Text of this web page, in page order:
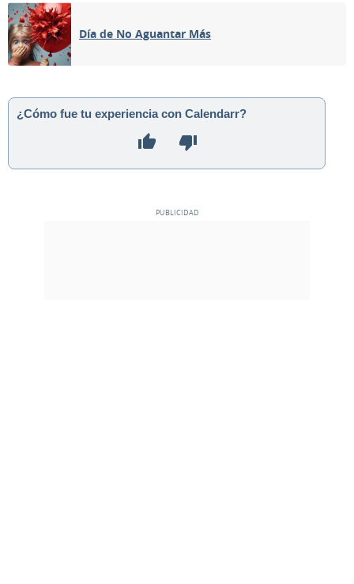
Día de No Aguantar Más
¿Cómo fue tu experiencia con Calendarr?